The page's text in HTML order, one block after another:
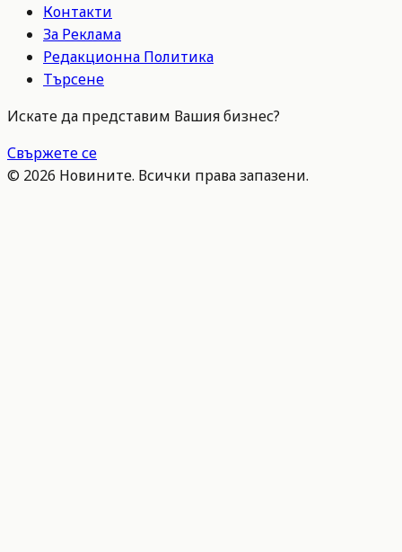
Контакти
За Реклама
Редакционна Политика
Търсене
Искате да представим Вашия бизнес?
Свържете се
© 2026 Новините. Всички права запазени.